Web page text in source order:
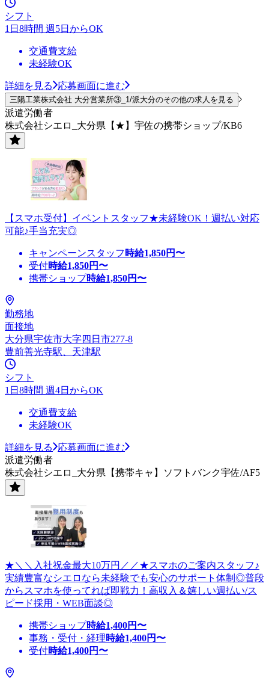
シフト
1日8時間 週5日からOK
交通費支給
未経験OK
詳細を見る 応募画面に進む
三陽工業株式会社 大分営業所③_1/派大分のその他の求人を見る
派遣労働者
株式会社シエロ_大分県【★】宇佐の携帯ショップ/KB6
【スマホ受付】イベントスタッフ★未経験OK！週払い対応
可能♪手当充実◎
キャンペーンスタッフ 時給1,850円〜
受付時給1,850円〜
携帯ショップ時給1,850円〜
勤務地
面接地
大分県宇佐市大字四日市277-8
豊前善光寺駅、天津駅
シフト
1日8時間 週4日からOK
交通費支給
未経験OK
詳細を見る
応募画面に進む
派遣労働者
株式会社シエロ_大分県【携帯キャ】ソフトバンク宇佐/AF5
★＼＼入社祝金最大10万円／／★スマホのご案内スタッフ♪
実績豊富なシエロなら未経験でも安心のサポート体制◎普段
からスマホを使ってれば即戦力！高収入＆嬉しい週払い/ス
ピード採用・WEB面談◎
携帯ショップ時給1,400円〜
事務・受付・経理時給1,400円〜
受付時給1,400円〜